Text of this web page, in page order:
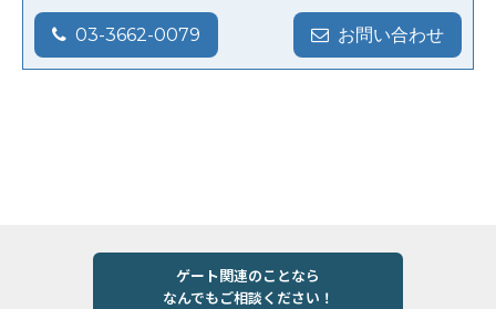
03-3662-0079 お問い合わせ
ゲート関連のことなら
なんでもご相談ください！